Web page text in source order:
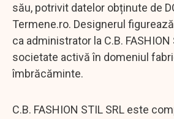
său, potrivit datelor obținute de
Termene.ro. Designerul
ca administrator la C.B. FASHION
societate activă în domeniul
îmbrăcăminte.
C.B. FASHION STIL SRL este